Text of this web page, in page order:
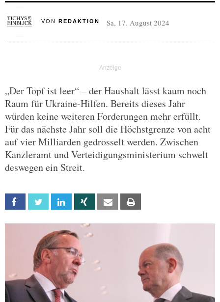
VON REDAKTION Sa, 17. August 2024
„Der Topf ist leer“ – der Haushalt lässt kaum noch
Raum für Ukraine-Hilfen. Bereits dieses Jahr
würden keine weiteren Forderungen mehr erfüllt.
Für das nächste Jahr soll die Höchstgrenze von acht
auf vier Milliarden gedrosselt werden. Zwischen
Kanzleramt und Verteidigungsministerium schwelt
deswegen ein Streit.
Facebook Twitter Linkedin Xing Email